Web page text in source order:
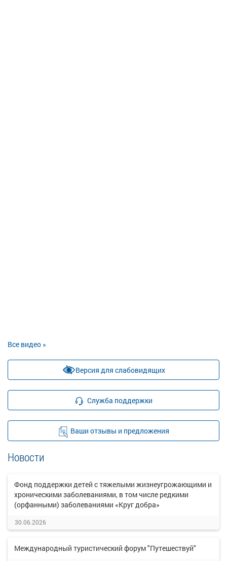
Все видео »
Версия для слабовидящих
Служба поддержки
Ваши отзывы и предложения
Новости
Фонд поддержки детей с тяжелыми жизнеугрожающими и
хроническими заболеваниями, в том числе редкими
(орфанными) заболеваниями «Круг добра»
30.06.2026
Международный туристический форум "Путешествуй"